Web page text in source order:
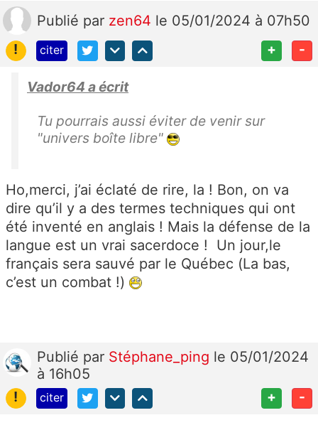
Publié par zen64 le 05/01/2024 à 07h50
!
citer + -
Vador64 a écrit
Tu pourrais aussi éviter de venir sur
"univers boîte libre"
Ho,merci, j’ai éclaté de rire, la ! Bon, on va
dire qu’il y a des termes techniques qui ont
été inventé en anglais ! Mais la défense de la
langue est un vrai sacerdoce ! Un jour,le
français sera sauvé par le Québec (La bas,
c’est un combat !)
Publié par Stéphane_ping le 05/01/2024
à 16h05
!
citer + -